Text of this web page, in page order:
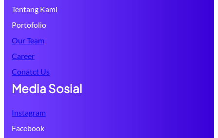
Tentang Kami
Portofolio
Our Team
Career
Conatct Us
Media Sosial
Instagram
Facebook